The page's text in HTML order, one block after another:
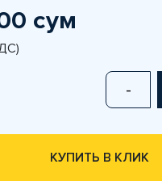
сум
-
КУПИТЬ В КЛИК